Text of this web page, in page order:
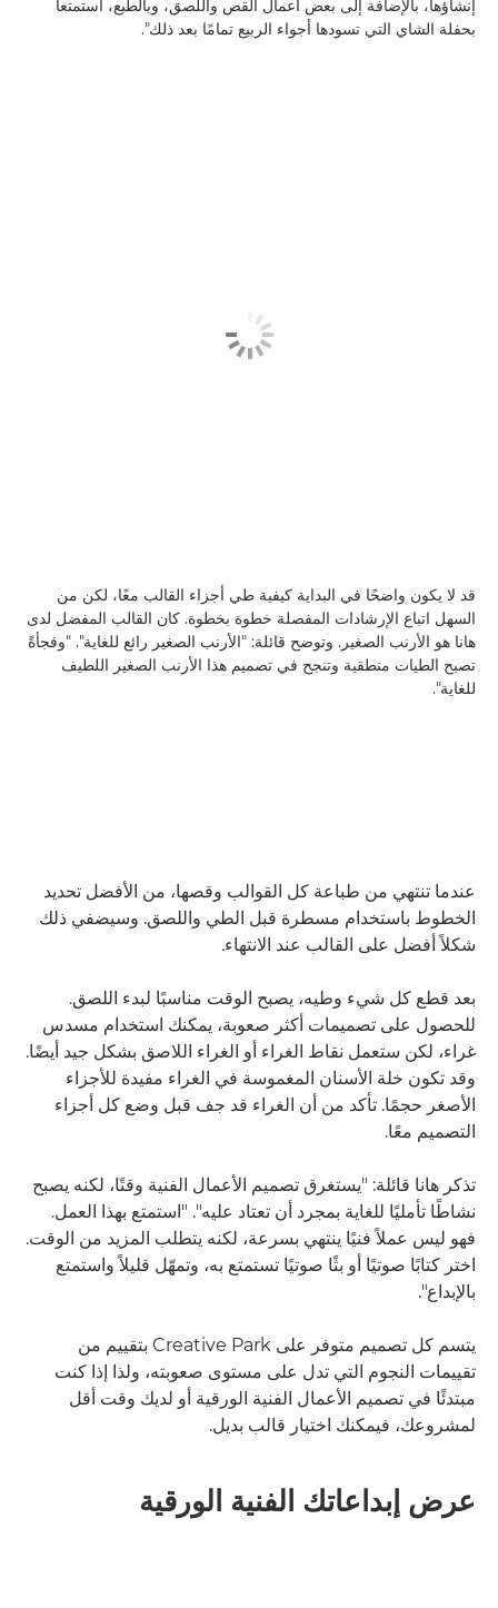
إنشاؤها، بالإضافة إلى بعض أعمال القص واللصق، وبالطبع، استمتعا
بحفلة الشاي التي تسودها أجواء الربيع تمامًا بعد ذلك".
قد لا يكون واضحًا في البداية كيفية طي أجزاء القالب معًا، لكن من
السهل اتباع الإرشادات المفصلة خطوة بخطوة. كان القالب المفضل لدى
هانا هو الأرنب الصغير. وتوضح قائلة: "الأرنب الصغير رائع للغاية". "وفجأةً
تصبح الطيات منطقية وتنجح في تصميم هذا الأرنب الصغير اللطيف
للغاية".
عندما تنتهي من طباعة كل القوالب وقصها، من الأفضل تحديد
الخطوط باستخدام مسطرة قبل الطي واللصق. وسيضفي ذلك
شكلاً أفضل على القالب عند الانتهاء.
بعد قطع كل شيء وطيه، يصبح الوقت مناسبًا لبدء اللصق.
للحصول على تصميمات أكثر صعوبة، يمكنك استخدام مسدس
غراء، لكن ستعمل نقاط الغراء أو الغراء اللاصق بشكل جيد أيضًا.
وقد تكون خلة الأسنان المغموسة في الغراء مفيدة للأجزاء
الأصغر حجمًا. تأكد من أن الغراء قد جف قبل وضع كل أجزاء
التصميم معًا.
تذكر هانا قائلة: "يستغرق تصميم الأعمال الفنية وقتًا، لكنه يصبح
نشاطًا تأمليًا للغاية بمجرد أن تعتاد عليه". "استمتع بهذا العمل.
فهو ليس عملاً فنيًا ينتهي بسرعة، لكنه يتطلب المزيد من الوقت.
اختر كتابًا صوتيًا أو بثًا صوتيًا تستمتع به، وتمهّل قليلاً واستمتع
بالإبداع".
يتسم كل تصميم متوفر على Creative Park بتقييم من
تقييمات النجوم التي تدل على مستوى صعوبته، ولذا إذا كنت
مبتدئًا في تصميم الأعمال الفنية الورقية أو لديك وقت أقل
لمشروعك، فيمكنك اختيار قالب بديل.
عرض إبداعاتك الفنية الورقية